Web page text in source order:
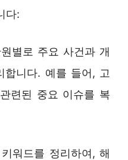
다:
별로 주요 사건과 개
합니다. 예를 들어, 고
련된 중요 이슈를 복
워드를 정리하여, 해